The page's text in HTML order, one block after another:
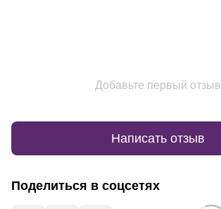
Добавьте первый отзыв
Написать отзыв
Поделиться в соцсетях